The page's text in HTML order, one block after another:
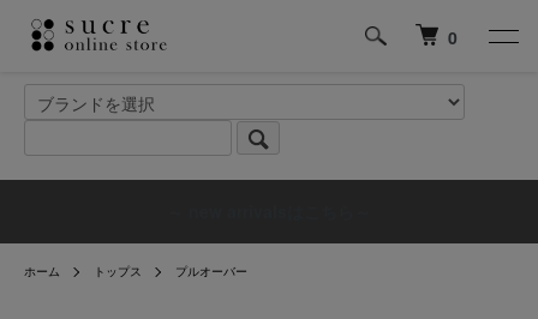
0
ホーム トップス プルオーバー